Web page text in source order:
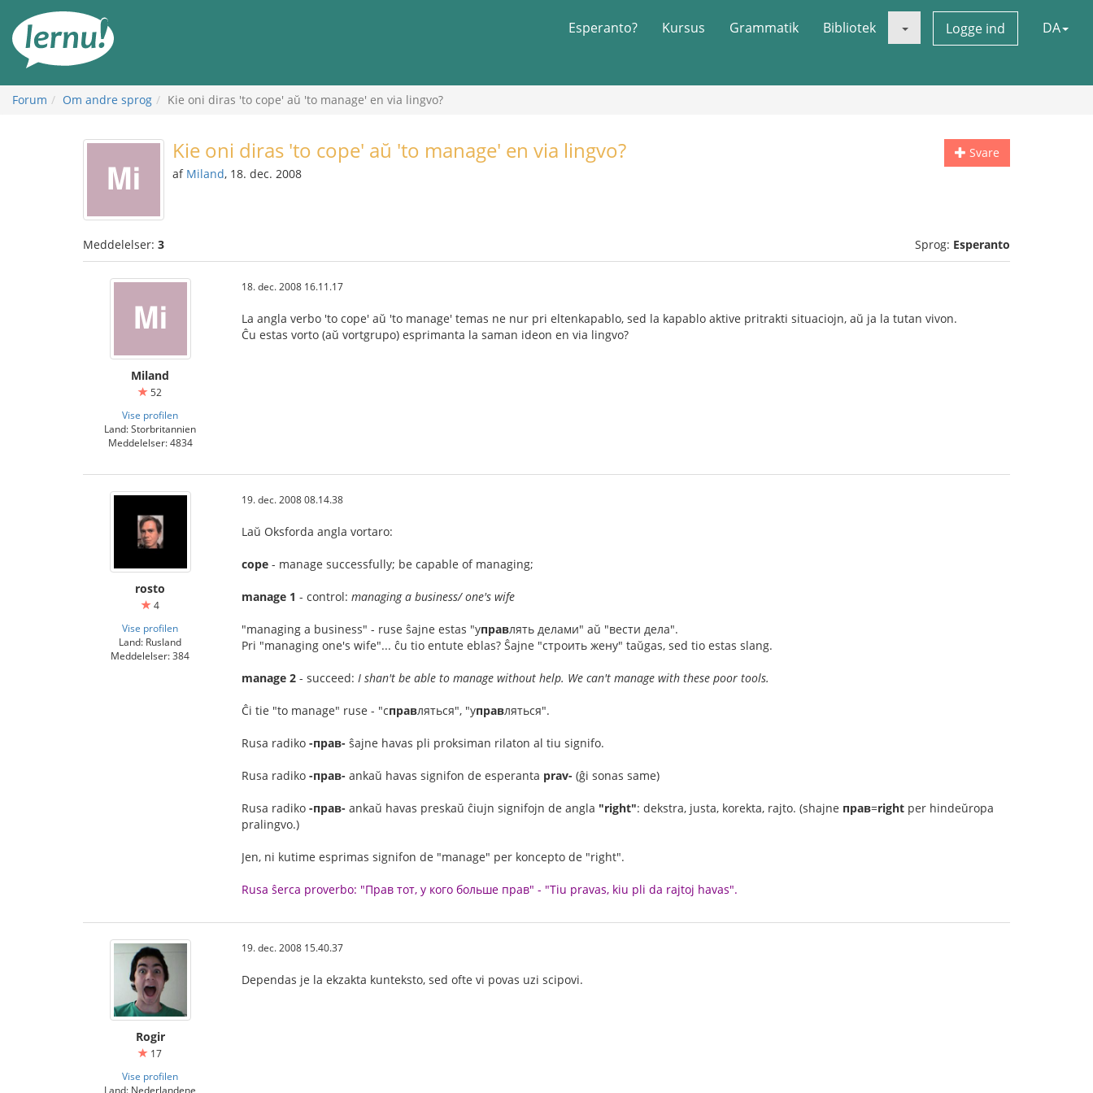
indholdet
Esperanto? Kursus Grammatik Bibliotek Logge ind DA
Forum Om andre sprog Kie oni diras 'to cope' aŭ 'to manage' en via lingvo?
Svare
Kie oni diras 'to cope' aŭ 'to manage' en via lingvo?
af Miland, 18. dec. 2008
Meddelelser: 3 Sprog: Esperanto
Miland
52
Vise profilen
Land: Storbritannien
Meddelelser: 4834
18. dec. 2008 16.11.17
La angla verbo 'to cope' aŭ 'to manage' temas ne nur pri eltenkapablo, sed la kapablo aktive pritrakti situaciojn, aŭ ja la tutan vivon.
Ĉu estas vorto (aŭ vortgrupo) esprimanta la saman ideon en via lingvo?
rosto
4
Vise profilen
Land: Rusland
Meddelelser: 384
19. dec. 2008 08.14.38
Laŭ Oksforda angla vortaro:
cope - manage successfully; be capable of managing;
manage 1 - control: managing a business/ one's wife
"managing a business" - ruse ŝajne estas "управлять делами" aŭ "вести дела".
Pri "managing one's wife"... ĉu tio entute eblas? Ŝajne "строить жену" taŭgas, sed tio estas slang.
manage 2 - succeed: I shan't be able to manage without help. We can't manage with these poor tools.
Ĉi tie "to manage" ruse - "справляться", "управляться".
Rusa radiko -прав- ŝajne havas pli proksiman rilaton al tiu signifo.
Rusa radiko -прав- ankaŭ havas signifon de esperanta prav- (ĝi sonas same)
Rusa radiko -прав- ankaŭ havas preskaŭ ĉiujn signifojn de angla "right": dekstra, justa, korekta, rajto. (shajne прав=right per hindeŭropa
pralingvo.)
Jen, ni kutime esprimas signifon de "manage" per koncepto de "right".
Rusa ŝerca proverbo: "Прав тот, у кого больше прав" - "Tiu pravas, kiu pli da rajtoj havas".
Rogir
17
Vise profilen
Land: Nederlandene
19. dec. 2008 15.40.37
Dependas je la ekzakta kunteksto, sed ofte vi povas uzi scipovi.